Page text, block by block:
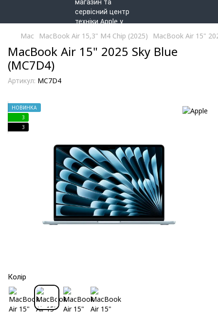
Mac MacBook Air 15,3" M4 Chip (2025) MacBook Air 15"
MacBook Air 15" 2025 Sky Blue
(MC7D4)
Артикул: MC7D4
НОВИНКА
3
3
Колір